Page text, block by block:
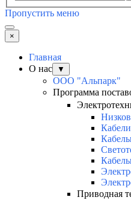
Пропустить меню
×
Главная
О нас
▼
ООО "Альпарк"
Программа
Приводная